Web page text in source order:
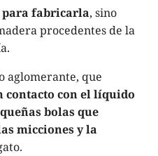
para fabricarla, sino
procedentes de la
aglomerante, que
contacto con el líquido
bolas que
micciones y la